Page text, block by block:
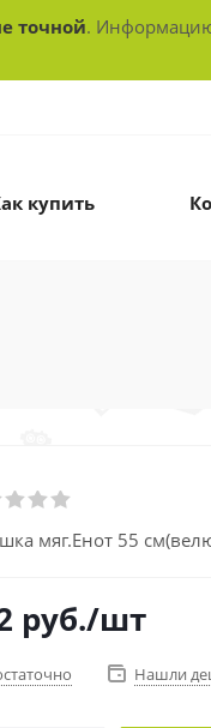
точной.
купить
мяг.Енот 55
руб./шт
Нашли